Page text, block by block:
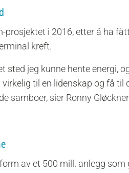
prosjektet i 2016, etter å ha
kreft.
sted jeg kunne hente energi,
til en lidenskap og få
samboer, sier Ronny
av et 500 mill. anlegg